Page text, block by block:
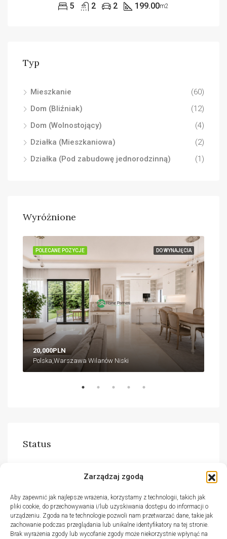
Zarządzaj zgodą
Aby zapewnić jak najlepsze wrażenia, korzystamy z technologii, takich jak
pliki cookie, do przechowywania i/lub uzyskiwania dostępu do informacji o
urządzeniu. Zgoda na te technologie pozwoli nam przetwarzać dane, takie jak
zachowanie podczas przeglądania lub unikalne identyfikatory na tej stronie.
Brak wyrażenia zgody lub wycofanie zgody może niekorzystnie wpłynąć na
5 2 2 199.00m2
Typ
Mieszkanie
(60)
Dom (Bliźniak)
(12)
Dom (Wolnostojący)
(4)
Działka (Mieszkaniowa)
(2)
Działka (Pod zabudowę jednorodzinną)
(1)
Wyróżnione
DO WYNAJĘCIA
POLECANE POZYCJE
20,000PLN
Polska,Warszawa Wilanów Niski
Status